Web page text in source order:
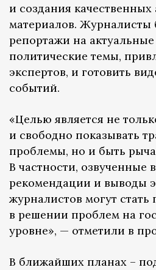
и создания
материалов. Журналисты
репортажи на
политические темы,
экспертов, и готовить
событий.
«Целью является не
и свободно показывать
проблемы, но и быть
В частности, озвученные
рекомендации и выводы
журналистов могут
в решении проблем на
уровне», — отметили в
В ближайших планах –